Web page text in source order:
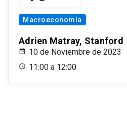
Macroeconomía
Adrien Matray, Stanford
10 de Noviembre de 2023
11:00 a 12:00